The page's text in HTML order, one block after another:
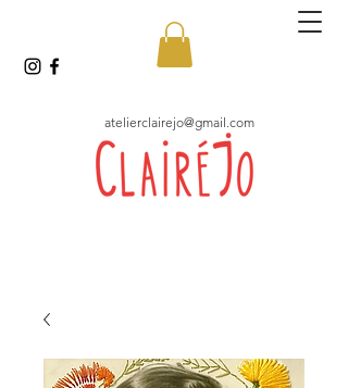
atelierclairejo@gmail.com